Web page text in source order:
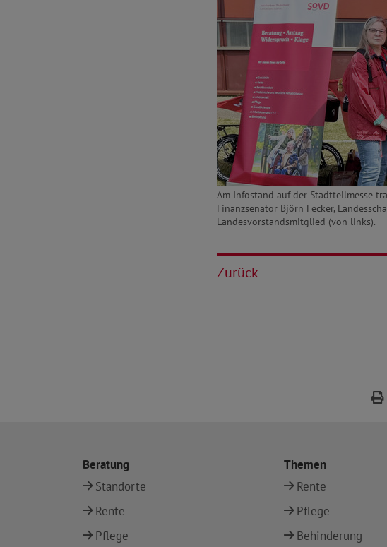
Am Infostand auf der Stadtteilmesse
Finanzsenator Björn Fecker,
Landesvorstandsmitglied (von links).
Zurück
Beratung
Standorte
Rente
Pflege
Themen
Rente
Pflege
Behinderung